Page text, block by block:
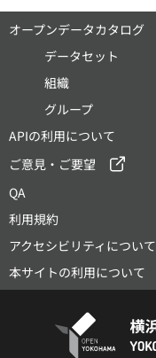
オープンデータカタログ
データセット
組織
グループ
APIの利用について
ご意見・ご要望
QA
利用規約
アクセシビリティについて
本サイトの利用について